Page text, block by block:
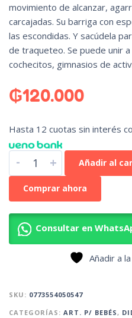
movimiento de alcanzar,
carcajadas. Su barriga con
las escondidas. Y sacúdela
de traqueteo. Se puede unir
cochecitos, gimnasios de
₲120.000
Hasta 12 cuotas sin interés
- + Añadir al
Comprar ahora
Consultar en
Añadir a
SKU: 0773554050547
CATEGORÍAS: ART. P/ BEBÉS,